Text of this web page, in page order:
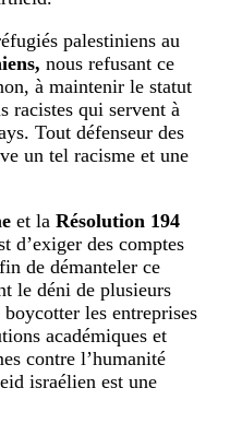
palestiniens au
nous refusant ce
à maintenir le statut
racistes qui servent à
Tout défenseur des
un tel racisme et une
et la Résolution 194
d’exiger des comptes
de démanteler ce
le déni de plusieurs
les entreprises
académiques et
contre l’humanité
israélien est une